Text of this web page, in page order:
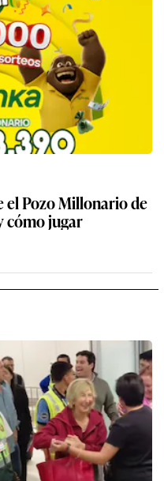
el Pozo Millonario de
cómo jugar